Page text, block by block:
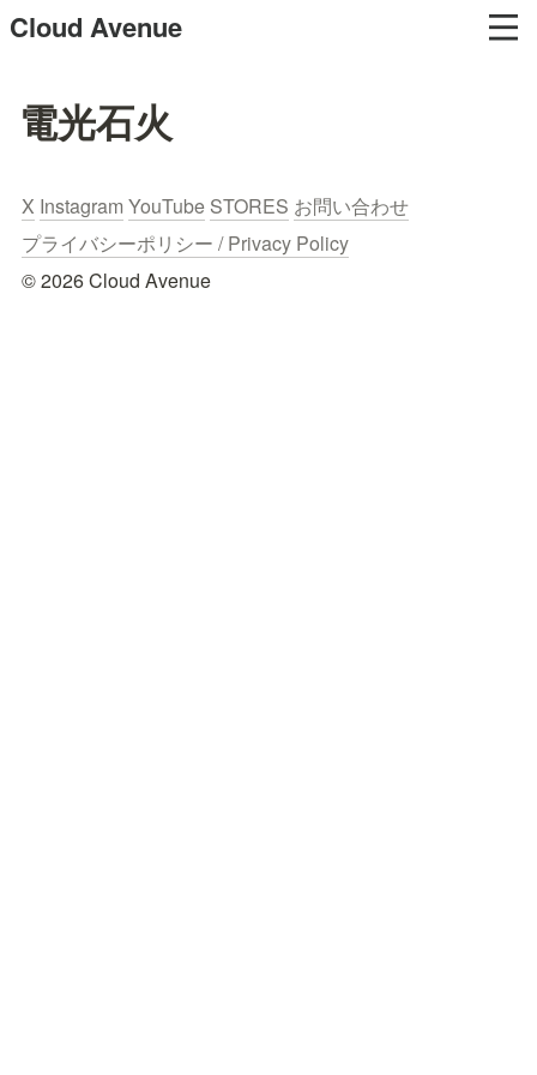
Cloud Avenue
電光石火
X Instagram YouTube STORES お問い合わせ
プライバシーポリシー / Privacy Policy
© 2026 Cloud Avenue